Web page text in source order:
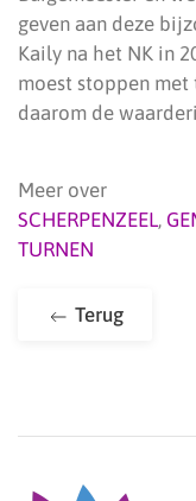
geven aan deze
Kaily na het NK in
moest stoppen
daarom de
Meer over
SCHERPENZEEL,
TURNEN
Terug